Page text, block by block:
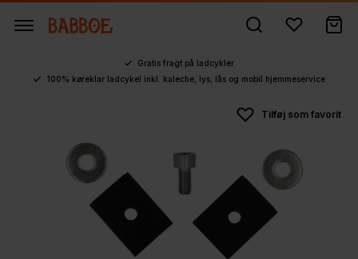
Gratis fragt på ladcykler
100% køreklar ladcykel inkl. kaleche, lys, lås og mobil hjemmeservice